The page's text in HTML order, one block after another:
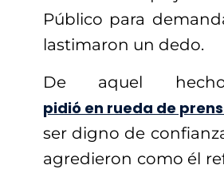
Público para
lastimaron un dedo.
De aquel
pidió en rueda de
ser digno de
agredieron como él